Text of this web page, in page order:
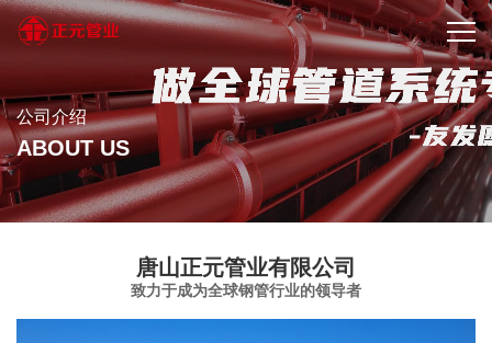
公司介绍
ABOUT US
唐山正元管业有限公司
致力于成为全球钢管行业的领导者